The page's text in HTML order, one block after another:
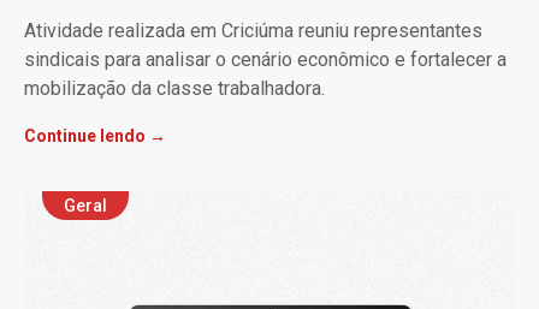
Atividade realizada em Criciúma reuniu representantes
sindicais para analisar o cenário econômico e fortalecer a
mobilização da classe trabalhadora.
Continue lendo →
Geral